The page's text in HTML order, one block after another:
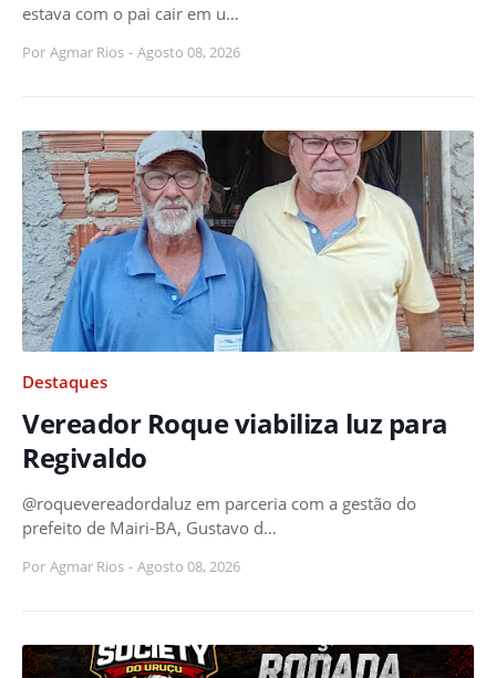
estava com o pai cair em u…
Por Agmar Rios - Agosto 08, 2026
Destaques
Vereador Roque viabiliza luz para
Regivaldo
@roquevereadordaluz em parceria com a gestão do
prefeito de Mairi-BA, Gustavo d…
Por Agmar Rios - Agosto 08, 2026